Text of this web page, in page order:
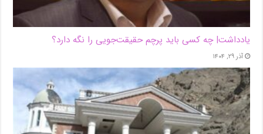
یادداشت| ‌چه کسی باید پرچم حقیقت‌جویی را نگه دارد؟
آذر ۲۹, ۱۴۰۴